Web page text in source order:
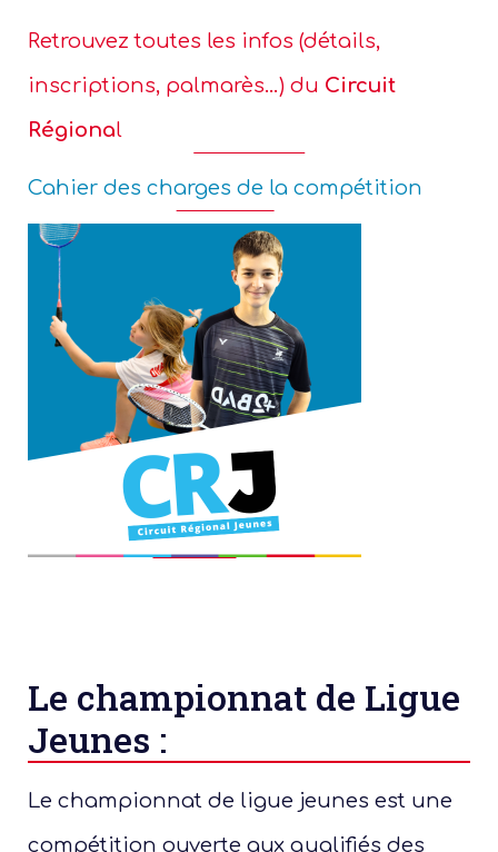
Retrouvez toutes les infos (détails,
inscriptions, palmarès…) du Circuit
Régional
Cahier des charges de la compétition
Le championnat de Ligue
Jeunes :
Le championnat de ligue jeunes est une
compétition ouverte aux qualifiés des